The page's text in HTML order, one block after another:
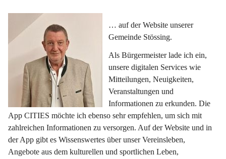
… auf der Website unserer
Gemeinde Stössing.
Als Bürgermeister lade ich ein,
unsere digitalen Services wie
Mitteilungen, Neuigkeiten,
Veranstaltungen und
Informationen zu erkunden. Die
App CITIES möchte ich ebenso sehr empfehlen, um sich mit
zahlreichen Informationen zu versorgen. Auf der Website und in
der App gibt es Wissenswertes über unser Vereinsleben,
Angebote aus dem kulturellen und sportlichen Leben,